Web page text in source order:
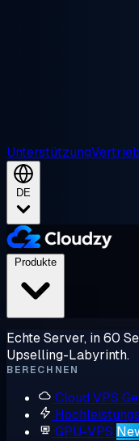
Unterstützung
DE
Echte Server, in 60
Upselling-Labyrinth.
BERECHNEN
Cloud VPS
GPU-VPS